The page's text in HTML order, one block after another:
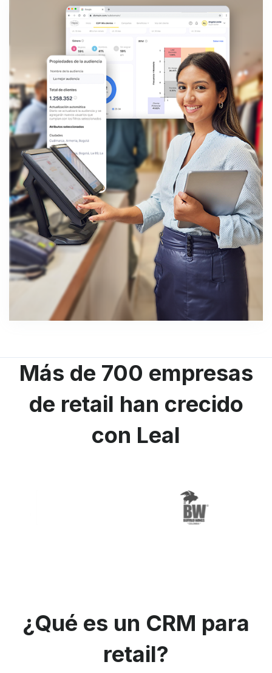
Más de 700 empresas
de retail han crecido
con Leal
¿Qué es un CRM para
retail?